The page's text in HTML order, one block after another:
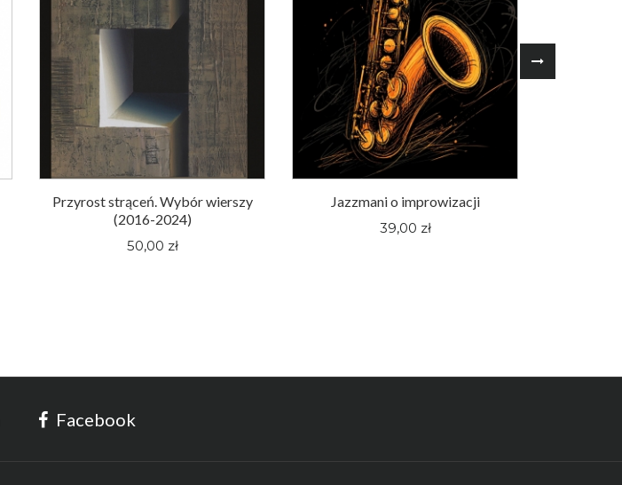
Przyrost strąceń. Wybór wierszy
(2016-2024)
50,00 zł
Jazzmani o improwizacji
39,00 zł
Facebook